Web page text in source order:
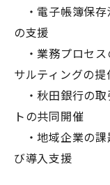
・電子帳簿保存
の支援
・業務プロセス
サルティングの提
・秋田銀行の取
トの共同開催
・地域企業の課
び導入支援